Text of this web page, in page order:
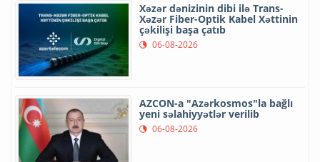
Xəzər dənizinin dibi ilə Trans-
Xəzər Fiber-Optik Kabel Xəttinin
çəkilişi başa çatıb
06-08-2026
AZCON-a "Azərkosmos"la bağlı
yeni səlahiyyətlər verilib
06-08-2026